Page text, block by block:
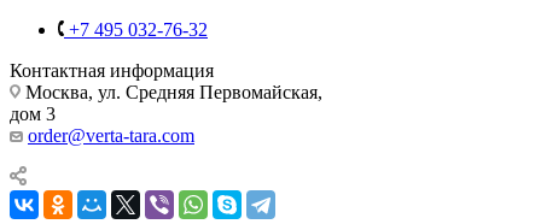
+7 495 032-76-32
Контактная информация
Москва, ул. Средняя Первомайская,
дом 3
order@verta-tara.com